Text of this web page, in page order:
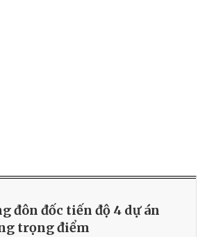
đôn đốc tiến độ 4 dự án
trọng điểm